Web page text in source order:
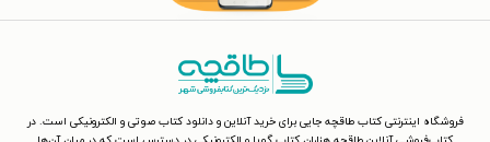
فروشگاه اینترنتی کتاب طاقچه جایی برای خرید آنلاین و دانلود کتاب صوتی و الکترونیکی است. در